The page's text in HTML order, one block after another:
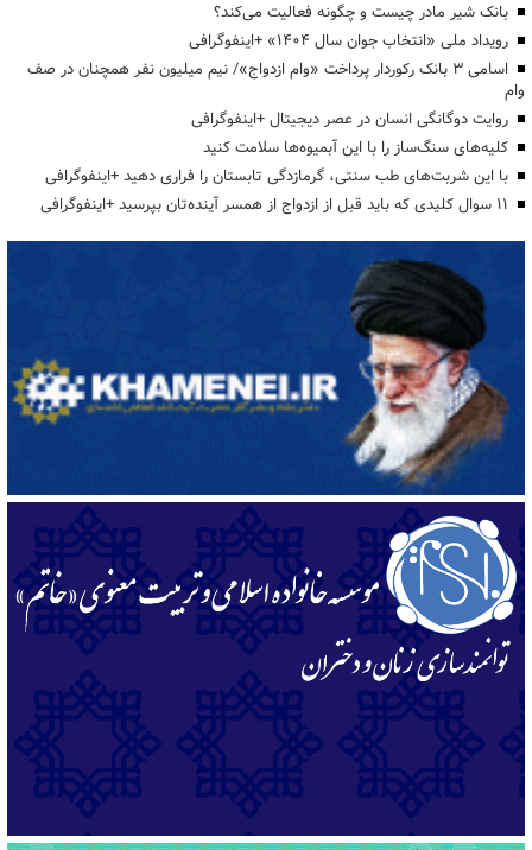
بانک شیر مادر چیست و چگونه فعالیت می‌کند؟
رویداد ملی «انتخاب جوان سال ۱۴۰۴» +اینفوگرافی
اسامی ۳ بانک رکوردار پرداخت «وام ازدواج»/ نیم میلیون نفر همچنان در صف
وام
روایت دوگانگی انسان در عصر دیجیتال +اینفوگرافی
کلیه‌های سنگ‌ساز را با این آبمیوه‌ها سلامت کنید
با این شربت‌های طب سنتی، گرمازدگی تابستان را فراری دهید +اینفوگرافی
۱۱ سوال کلیدی که باید قبل از ازدواج از همسر آینده‌تان بپرسید +اینفوگرافی